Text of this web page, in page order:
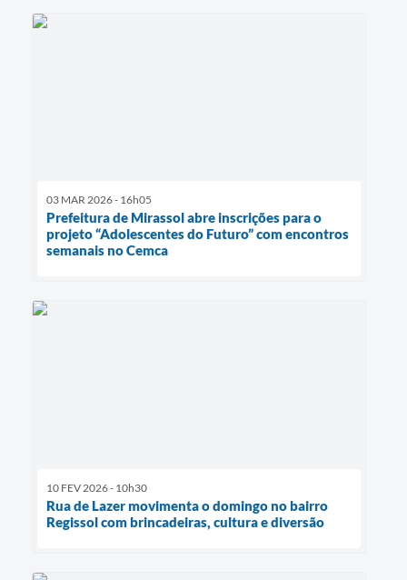
03 MAR 2026 - 16h05
Prefeitura de Mirassol abre inscrições para o
projeto “Adolescentes do Futuro” com encontros
semanais no Cemca
10 FEV 2026 - 10h30
Rua de Lazer movimenta o domingo no bairro
Regissol com brincadeiras, cultura e diversão